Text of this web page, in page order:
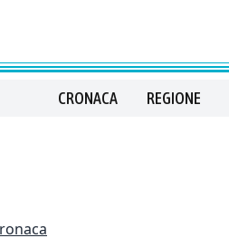
CRONACA REGIONE